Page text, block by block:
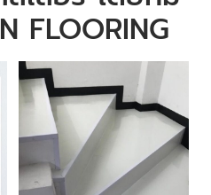
FLOORING